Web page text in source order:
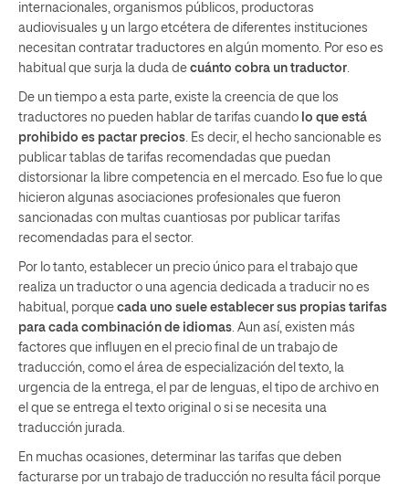
internacionales, organismos públicos, productoras
audiovisuales y un largo etcétera de diferentes instituciones
necesitan contratar traductores en algún momento. Por eso es
habitual que surja la duda de cuánto cobra un traductor
De un tiempo a esta parte, existe la creencia de que los
traductores no pueden hablar de tarifas cuando lo que está
prohibido es pactar precios . Es decir, el hecho sancionable es
publicar tablas de tarifas recomendadas que puedan
distorsionar la libre competencia en el mercado. Eso fue lo que
hicieron algunas asociaciones profesionales que fueron
sancionadas con multas cuantiosas por publicar tarifas
recomendadas para el sector.
Por lo tanto, establecer un precio único para el trabajo que
realiza un traductor o una agencia dedicada a traducir no es
habitual, porque cada uno suele establecer sus propias tarifas
para cada combinación de idiomas . Aun así, existen más
factores que influyen en el precio final de un trabajo de
traducción, como el área de especialización del texto, la
urgencia de la entrega, el par de lenguas, el tipo de archivo en
el que se entrega el texto original o si se necesita una
traducción jurada.
En muchas ocasiones, determinar las tarifas que deben
facturarse por un trabajo de traducción no resulta fácil porque